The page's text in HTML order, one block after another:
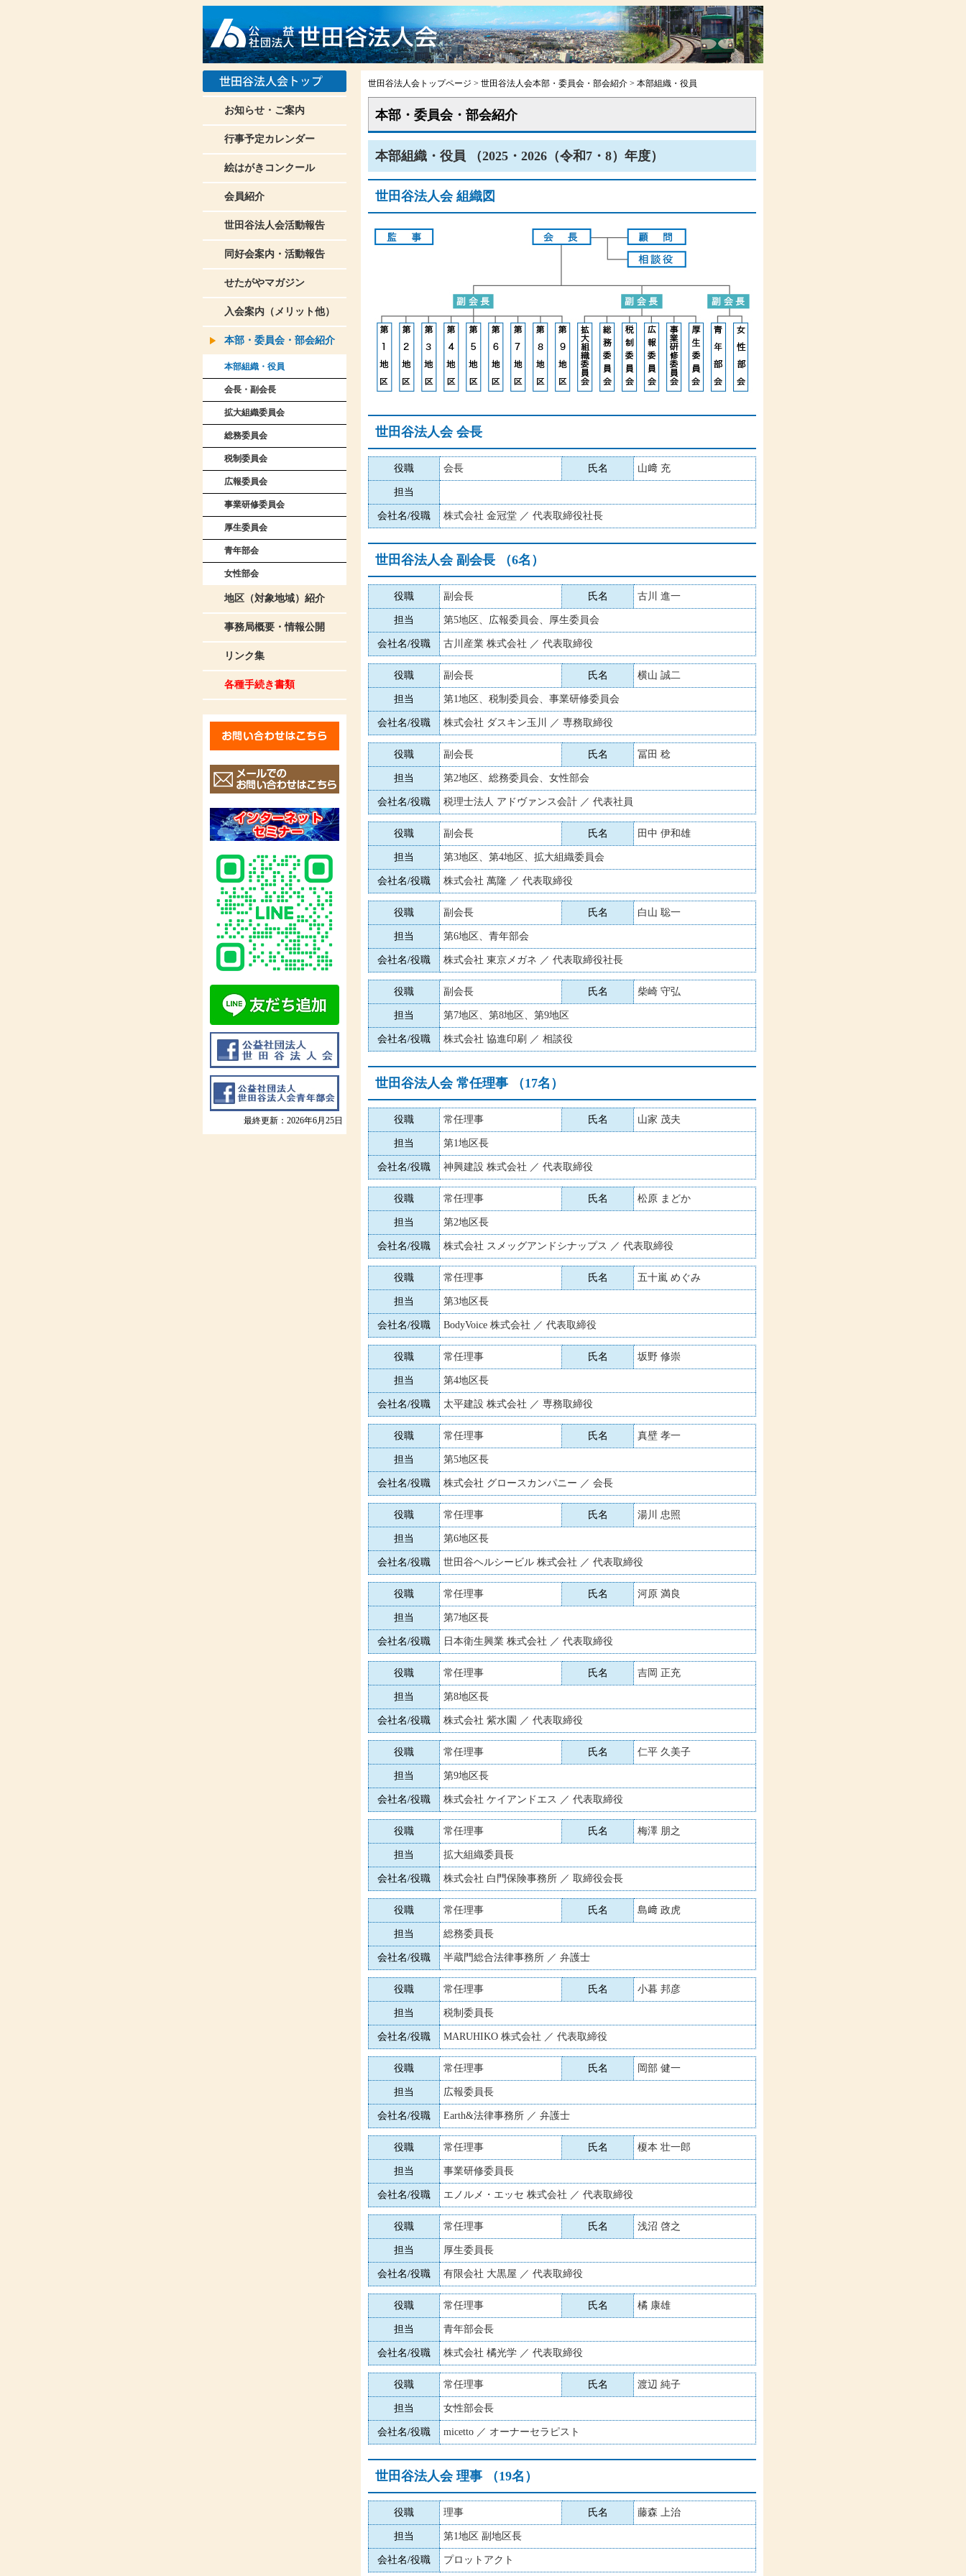
お知らせ・ご案内
行事予定カレンダー
絵はがきコンクール
会員紹介
世田谷法人会活動報告
同好会案内・活動報告
せたがやマガジン
入会案内（メリット他）
本部・委員会・部会紹介
本部組織・役員
会長・副会長
拡大組織委員会
総務委員会
税制委員会
広報委員会
事業研修委員会
厚生委員会
青年部会
女性部会
地区（対象地域）紹介
事務局概要・情報公開
リンク集
各種手続き書類
最終更新：2026年6月25日
世田谷法人会トップページ > 世田谷法人会本部・委員会・部会紹介 > 本部組織・役員
本部・委員会・部会紹介
本部組織・役員 （2025・2026（令和7・8）年度）
世田谷法人会 組織図
世田谷法人会 会長
役職 会長 氏名 山﨑 充
担当
会社名/役職 株式会社 金冠堂 ／ 代表取締役社長
世田谷法人会 副会長 （6名）
役職 副会長 氏名 古川 進一
担当 第5地区、広報委員会、厚生委員会
会社名/役職 古川産業 株式会社 ／ 代表取締役
役職 副会長 氏名 横山 誠二
担当 第1地区、税制委員会、事業研修委員会
会社名/役職 株式会社 ダスキン玉川 ／ 専務取締役
役職 副会長 氏名 冨田 稔
担当 第2地区、総務委員会、女性部会
会社名/役職 税理士法人 アドヴァンス会計 ／ 代表社員
役職 副会長 氏名 田中 伊和雄
担当 第3地区、第4地区、拡大組織委員会
会社名/役職 株式会社 萬隆 ／ 代表取締役
役職 副会長 氏名 白山 聡一
担当 第6地区、青年部会
会社名/役職 株式会社 東京メガネ ／ 代表取締役社長
役職 副会長 氏名 柴崎 守弘
担当 第7地区、第8地区、第9地区
会社名/役職 株式会社 協進印刷 ／ 相談役
世田谷法人会 常任理事 （17名）
役職 常任理事 氏名 山家 茂夫
担当 第1地区長
会社名/役職 神興建設 株式会社 ／ 代表取締役
役職 常任理事 氏名 松原 まどか
担当 第2地区長
会社名/役職 株式会社 スメッグアンドシナップス ／ 代表取締役
役職 常任理事 氏名 五十嵐 めぐみ
担当 第3地区長
会社名/役職 BodyVoice 株式会社 ／ 代表取締役
役職 常任理事 氏名 坂野 修崇
担当 第4地区長
会社名/役職 太平建設 株式会社 ／ 専務取締役
役職 常任理事 氏名 真壁 孝一
担当 第5地区長
会社名/役職 株式会社 グロースカンパニー ／ 会長
役職 常任理事 氏名 湯川 忠照
担当 第6地区長
会社名/役職 世田谷ヘルシービル 株式会社 ／ 代表取締役
役職 常任理事 氏名 河原 満良
担当 第7地区長
会社名/役職 日本衛生興業 株式会社 ／ 代表取締役
役職 常任理事 氏名 吉岡 正充
担当 第8地区長
会社名/役職 株式会社 紫水園 ／ 代表取締役
役職 常任理事 氏名 仁平 久美子
担当 第9地区長
会社名/役職 株式会社 ケイアンドエス ／ 代表取締役
役職 常任理事 氏名 梅澤 朋之
担当 拡大組織委員長
会社名/役職 株式会社 白門保険事務所 ／ 取締役会長
役職 常任理事 氏名 島﨑 政虎
担当 総務委員長
会社名/役職 半蔵門総合法律事務所 ／ 弁護士
役職 常任理事 氏名 小暮 邦彦
担当 税制委員長
会社名/役職 MARUHIKO 株式会社 ／ 代表取締役
役職 常任理事 氏名 岡部 健一
担当 広報委員長
会社名/役職 Earth&法律事務所 ／ 弁護士
役職 常任理事 氏名 榎本 壮一郎
担当 事業研修委員長
会社名/役職 エノルメ・エッセ 株式会社 ／ 代表取締役
役職 常任理事 氏名 浅沼 啓之
担当 厚生委員長
会社名/役職 有限会社 大黒屋 ／ 代表取締役
役職 常任理事 氏名 橘 康雄
担当 青年部会長
会社名/役職 株式会社 橘光学 ／ 代表取締役
役職 常任理事 氏名 渡辺 純子
担当 女性部会長
会社名/役職 micetto ／ オーナーセラピスト
世田谷法人会 理事 （19名）
役職 理事 氏名 藤森 上治
担当 第1地区 副地区長
会社名/役職 プロットアクト